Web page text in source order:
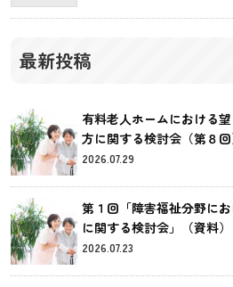
最新投稿
有料老人ホームにおける
方に関する検討会（第８
2026.07.29
第１回「障害福祉分野に
に関する検討会」（資料）
2026.07.23